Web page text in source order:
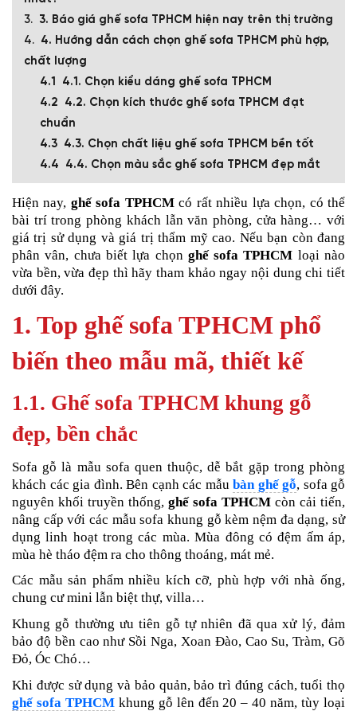
3. Báo giá ghế sofa TPHCM hiện nay trên thị trường
4. Hướng dẫn cách chọn ghế sofa TPHCM phù hợp,
chất lượng
4.1. Chọn kiểu dáng ghế sofa TPHCM
4.2. Chọn kích thước ghế sofa TPHCM đạt
chuẩn
4.3. Chọn chất liệu ghế sofa TPHCM bền tốt
4.4. Chọn màu sắc ghế sofa TPHCM đẹp mắt
Hiện nay, ghế sofa TPHCMcó rất nhiều lựa chọn, có thể
bài trí trong phòng khách lẫn văn phòng, cửa hàng… với
giá trị sử dụng và giá trị thẩm mỹ cao. Nếu bạn còn đang
phân vân, chưa biết lựa chọn ghế sofa TPHCM loại nào
vừa bền, vừa đẹp thì hãy tham khảo ngay nội dung chi tiết
dưới đây.
1. Top ghế sofa TPHCM phổ
biến theo mẫu mã, thiết kế
1.1. Ghế sofa TPHCM khung gỗ
đẹp, bền chắc
Sofa gỗ là mẫu sofa quen thuộc, dễ bắt gặp trong phòng
khách các gia đình. Bên cạnh các mẫu bàn ghế gỗ, sofa gỗ
nguyên khối truyền thống, ghế sofa TPHCM còn cải tiến,
nâng cấp với các mẫu sofa khung gỗ kèm nệm đa dạng, sử
dụng linh hoạt trong các mùa. Mùa đông có đệm ấm áp,
mùa hè tháo đệm ra cho thông thoáng, mát mẻ.
Các mẫu sản phẩm nhiều kích cỡ, phù hợp với nhà ống,
chung cư mini lẫn biệt thự, villa…
Khung gỗ thường ưu tiên gỗ tự nhiên đã qua xử lý, đảm
bảo độ bền cao như Sồi Nga, Xoan Đào, Cao Su, Tràm, Gõ
Đỏ, Óc Chó…
Khi được sử dụng và bảo quản, bảo trì đúng cách, tuổi thọ
ghế sofa TPHCMkhung gỗ lên đến 20 – 40 năm, tùy loại